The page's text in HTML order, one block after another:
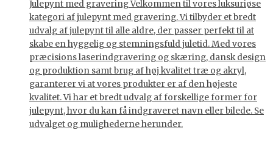
Julepynt med gravering Velkommen til vores luksuriøse
kategori af julepynt med gravering. Vi tilbyder et bredt
udvalg af julepynt til alle aldre, der passer perfekt til at
skabe en hyggelig og stemningsfuld juletid. Med vores
præcisions laserindgravering og skæring, dansk design
og produktion samt brug af høj kvalitet træ og akryl,
garanterer vi at vores produkter er af den højeste
kvalitet. Vi har et bredt udvalg af forskellige former for
julepynt, hvor du kan få indgraveret navn eller bilede. Se
udvalget og mulighederne herunder.